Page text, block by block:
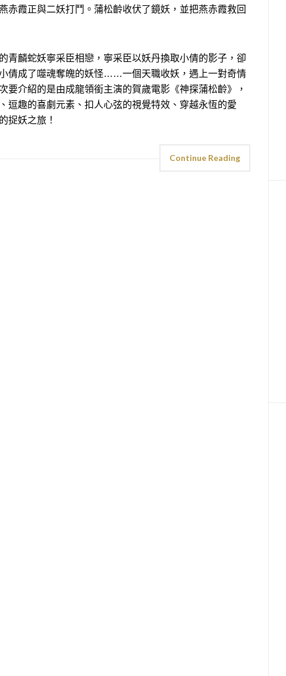
赤霞正與二妖打鬥。蒲松齡收伏了鏡妖，並把燕赤霞救回
青麟蛇妖寧采臣相戀，寧采臣以妖丹換取小倩的影子，卻
倩成了噬魂奪魄的妖怪……一個天職收妖，遇上一對奇情
要介紹的是由成龍領銜主演的賀歲電影《神探蒲松齡》，
逗趣的喜劇元素、扣人心弦的視覺特效、穿越永恆的愛
捉妖之旅！
Continue Reading